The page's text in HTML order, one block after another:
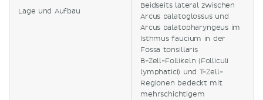
Lage und Aufbau
Beidseits lateral zwischen
Arcus palatoglossus und
Arcus palatopharyngeus im
Isthmus faucium in der
Fossa tonsillaris
B-Zell-Follikeln (Folliculi
lymphatici) und T-Zell-
Regionen bedeckt mit
mehrschichtigem